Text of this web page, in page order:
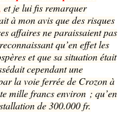
et je lui fis remarquer
à mon avis que des risques
affaires ne paraissaient pas
qu’en effet les
et que sa situation était
cependant une
la voie ferrée de Crozon à
mille francs environ ; qu’en
de 300.000 fr.